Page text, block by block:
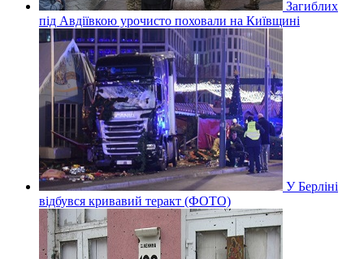
Загиблих
під Авдіївкою урочисто поховали на Київщині
У Берліні
відбувся кривавий теракт (ФОТО)